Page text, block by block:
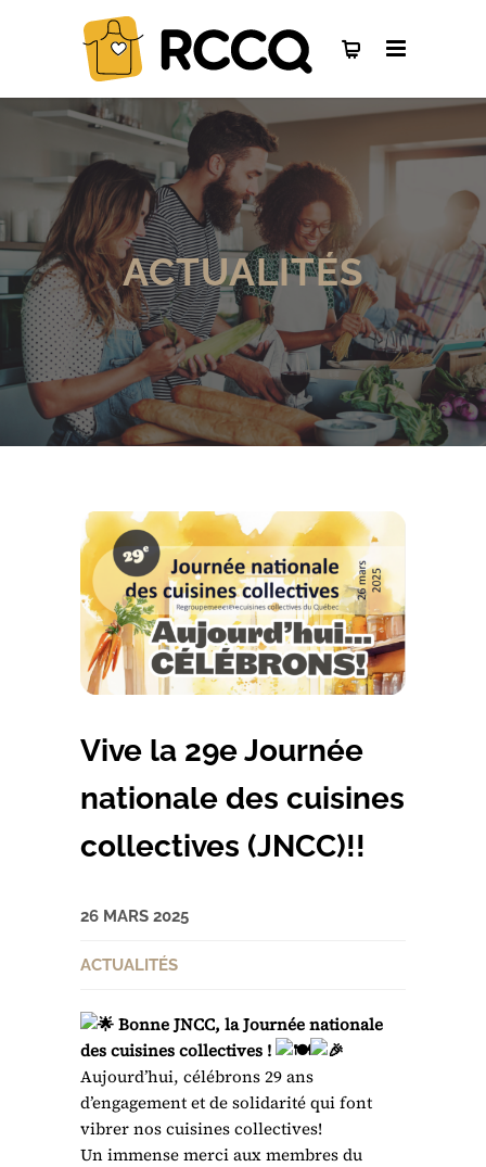
ACTUALITÉS
Vive la 29e Journée
nationale des cuisines
collectives (JNCC)!!
26 MARS 2025
ACTUALITÉS
Bonne JNCC, la Journée nationale
des cuisines collectives !
Aujourd’hui, célébrons 29 ans
d’engagement et de solidarité qui font
vibrer nos cuisines collectives!
Un immense merci aux membres du